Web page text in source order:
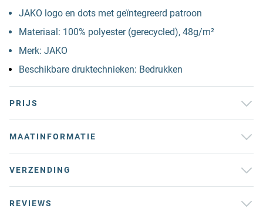
JAKO logo en dots met geïntegreerd patroon
Materiaal: 100% polyester (gerecycled), 48g/m²
Merk: JAKO
Beschikbare druktechnieken: Bedrukken
PRIJS
MAATINFORMATIE
VERZENDING
REVIEWS